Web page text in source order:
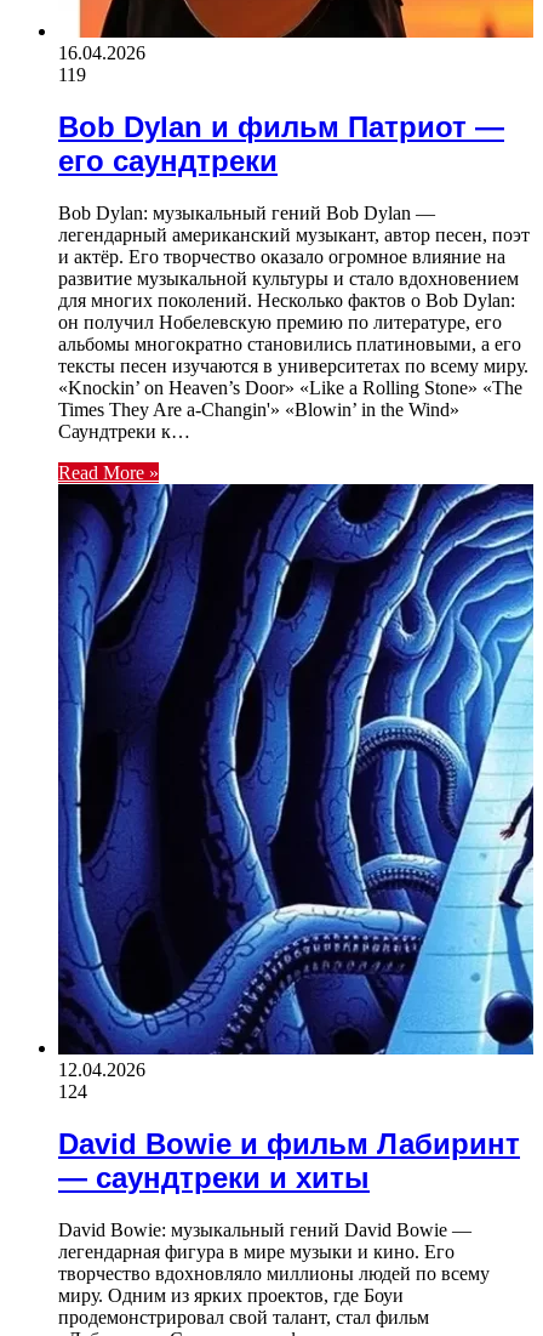
16.04.2026
119
Bob Dylan и фильм Патриот —
его саундтреки
Bob Dylan: музыкальный гений Bob Dylan —
легендарный американский музыкант, автор песен, поэт
и актёр. Его творчество оказало огромное влияние на
развитие музыкальной культуры и стало вдохновением
для многих поколений. Несколько фактов о Bob Dylan:
он получил Нобелевскую премию по литературе, его
альбомы многократно становились платиновыми, а его
тексты песен изучаются в университетах по всему миру.
«Knockin’ on Heaven’s Door» «Like a Rolling Stone» «The
Times They Are a-Changin'» «Blowin’ in the Wind»
Саундтреки к…
Read More »
12.04.2026
124
David Bowie и фильм Лабиринт
— саундтреки и хиты
David Bowie: музыкальный гений David Bowie —
легендарная фигура в мире музыки и кино. Его
творчество вдохновляло миллионы людей по всему
миру. Одним из ярких проектов, где Боуи
продемонстрировал свой талант, стал фильм